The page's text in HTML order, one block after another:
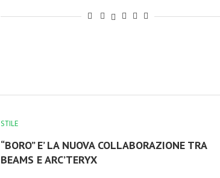
STILE
“BORO” E’ LA NUOVA COLLABORAZIONE TRA
BEAMS E ARC’TERYX